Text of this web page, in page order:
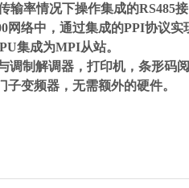
率情况下操作集成的RS485
络中，通过集成的PPI协议
集成为MPI从站。
调制解调器，打印机，条形码
变频器，无需额外的硬件。